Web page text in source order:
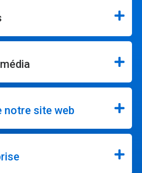
notre site web